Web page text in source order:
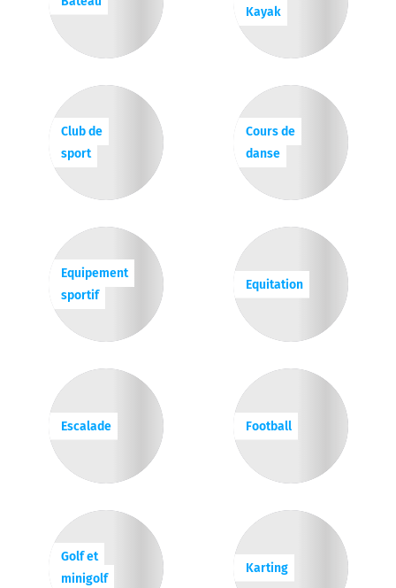
Kayak
Club de
sport
Cours de
danse
Equipement
sportif
Equitation
Escalade Football
Golf et
minigolf
Karting